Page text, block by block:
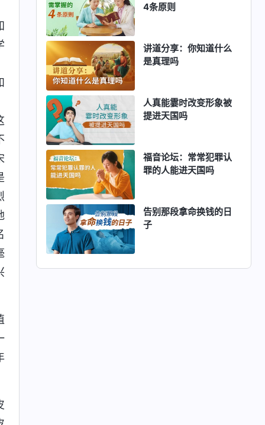
4条原则
讲道分享：你知道什么
是真理吗
人真能霎时改变形象被
提进天国吗
福音论坛：常常犯罪认
罪的人能进天国吗
告别那段拿命换钱的日
子